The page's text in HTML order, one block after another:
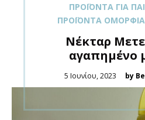
ΠΡΟΪΌΝΤΑ ΓΙΑ
ΠΡΟΪΌΝΤΑ
Nέκταρ
αγαπημένο
Posted
5 Ιουνίου, 2023 by